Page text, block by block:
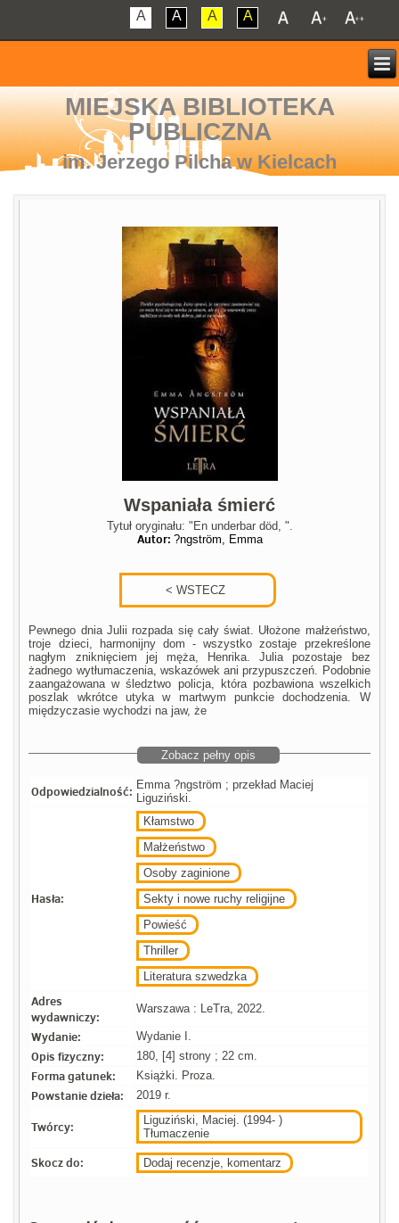
A A A A
MIEJSKA BIBLIOTEKA
PUBLICZNA
im. Jerzego Pilcha w Kielcach
Wspaniała śmierć
Tytuł oryginału: "En underbar död, ".
Autor: ?ngström, Emma
Pewnego dnia Julii rozpada się cały świat. Ułożone małżeństwo,
troje dzieci, harmonijny dom - wszystko zostaje przekreślone
nagłym zniknięciem jej męża, Henrika. Julia pozostaje bez
żadnego wytłumaczenia, wskazówek ani przypuszczeń. Podobnie
zaangażowana w śledztwo policja, która pozbawiona wszelkich
poszlak wkrótce utyka w martwym punkcie dochodzenia. W
międzyczasie wychodzi na jaw, że
Zobacz pełny opis
Odpowiedzialność: Emma ?ngström ; przekład Maciej
Liguziński.
Hasła:
Kłamstwo
Małżeństwo
Osoby zaginione
Sekty i nowe ruchy religijne
Powieść
Thriller
Literatura szwedzka
Adres
wydawniczy:
Warszawa : LeTra, 2022.
Wydanie: Wydanie I.
Opis fizyczny: 180, [4] strony ; 22 cm.
Forma gatunek: Książki. Proza.
Powstanie dzieła: 2019 r.
Twórcy:
Liguziński, Maciej. (1994- )
Tłumaczenie
Skocz do: Dodaj recenzje, komentarz